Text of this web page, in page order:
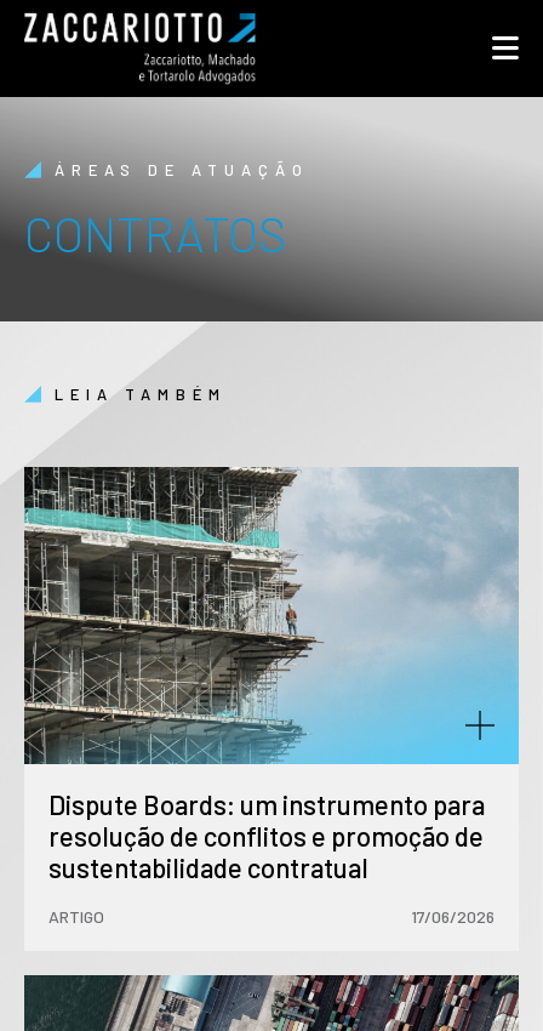
ÁREAS DE ATUAÇÃO
CONTRATOS
LEIA TAMBÉM
Dispute Boards: um instrumento para
resolução de conflitos e promoção de
sustentabilidade contratual
ARTIGO 17/06/2026